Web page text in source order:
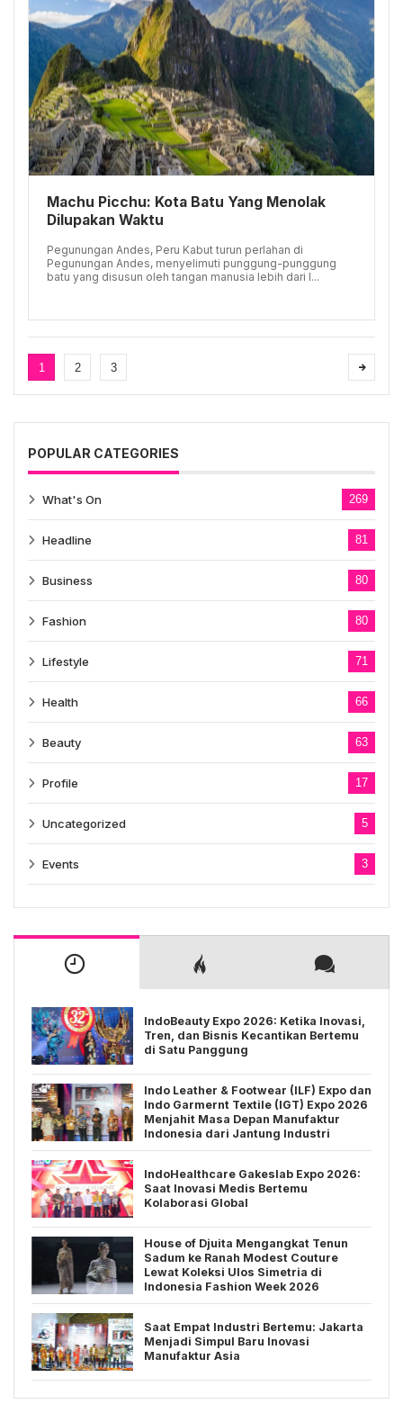
Machu Picchu: Kota Batu Yang Menolak
Dilupakan Waktu
Pegunungan Andes, Peru Kabut turun perlahan di
Pegunungan Andes, menyelimuti punggung-punggung
batu yang disusun oleh tangan manusia lebih dari l...
1 2 3
POPULAR CATEGORIES
What's On 269
Headline 81
Business 80
Fashion 80
Lifestyle 71
Health 66
Beauty 63
Profile 17
Uncategorized 5
Events 3
IndoBeauty Expo 2026: Ketika Inovasi,
Tren, dan Bisnis Kecantikan Bertemu
di Satu Panggung
Indo Leather & Footwear (ILF) Expo dan
Indo Garmernt Textile (IGT) Expo 2026
Menjahit Masa Depan Manufaktur
Indonesia dari Jantung Industri
IndoHealthcare Gakeslab Expo 2026:
Saat Inovasi Medis Bertemu
Kolaborasi Global
House of Djuita Mengangkat Tenun
Sadum ke Ranah Modest Couture
Lewat Koleksi Ulos Simetria di
Indonesia Fashion Week 2026
Saat Empat Industri Bertemu: Jakarta
Menjadi Simpul Baru Inovasi
Manufaktur Asia